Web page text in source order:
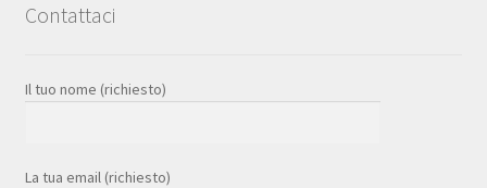
Contattaci
Il tuo nome (richiesto)
La tua email (richiesto)